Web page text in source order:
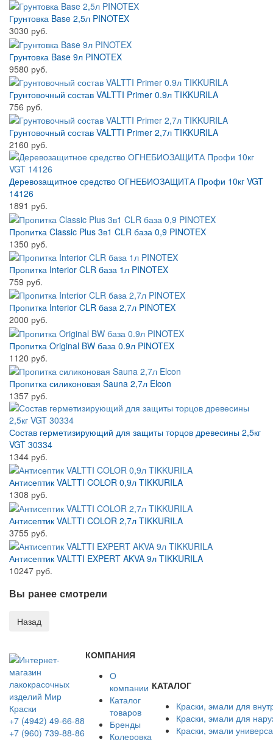
Грунтовка Base 2,5л PINOTEX
3030 руб.
Грунтовка Base 9л PINOTEX
9580 руб.
Грунтовочный состав VALTTI Primer 0.9л TIKKURILA
756 руб.
Грунтовочный состав VALTTI Primer 2,7л TIKKURILA
2160 руб.
Деревозащитное средство ОГНЕБИОЗАЩИТА Профи 10кг VGT
14126
1891 руб.
Пропитка Classic Plus 3в1 CLR база 0,9 PINOTEX
1350 руб.
Пропитка Interior CLR база 1л PINOTEX
759 руб.
Пропитка Interior CLR база 2,7л PINOTEX
2000 руб.
Пропитка Original BW база 0.9л PINOTEX
1120 руб.
Пропитка силиконовая Sauna 2,7л Elcon
1357 руб.
Состав герметизирующий для защиты торцов древесины 2,5кг
VGT 30334
1344 руб.
Антисептик VALTTI COLOR 0,9л TIKKURILA
1308 руб.
Антисептик VALTTI COLOR 2,7л TIKKURILA
3755 руб.
Антисептик VALTTI EXPERT AKVA 9л TIKKURILA
10247 руб.
Вы ранее смотрели
+7 (4942) 49-66-88
+7 (960) 739-88-86
КОМПАНИЯ
О
компании
Каталог
товаров
Бренды
Колеровка
КАТАЛОГ
Краски, эмали для
Краски, эмали для
Краски, эмали